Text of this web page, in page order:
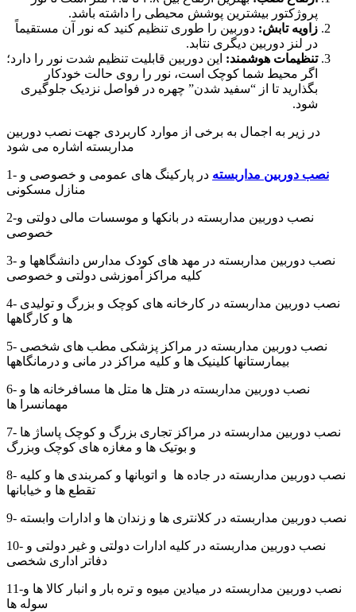
پروژکتور بیشترین پوشش محیطی را داشته باشد.
زاویه تابش: دوربین را طوری تنظیم کنید که نور آن مستقیماً
در لنز دوربین دیگری نتابد.
تنظیمات هوشمند: این دوربین قابلیت تنظیم شدت نور را دارد؛
اگر محیط شما کوچک است، نور را روی حالت خودکار
بگذارید تا از “سفید شدن” چهره در فواصل نزدیک جلوگیری
شود.
در زیر به اجمال به برخی از موارد کاربردی جهت نصب دوربین
مداربسته اشاره می شود
1- نصب دوربین مداربسته در پارکینگ های عمومی و خصوصی و
منازل مسکونی
2-نصب دوربین مداربسته در بانکها و موسسات مالی دولتی و
خصوصی
3- نصب دوربین مداربسته در مهد های کودک مدارس دانشگاهها و
کلیه مراکز آموزشی دولتی و خصوصی
4- نصب دوربین مداربسته در کارخانه های کوچک و بزرگ و تولیدی
ها و کارگاهها
5- نصب دوربین مداربسته در مراکز پزشکی مطب های شخصی
بیمارستانها کلینیک ها و کلیه مراکز در مانی و درمانگاهها
6- نصب دوربین مداربسته در هتل ها متل ها مسافرخانه ها و
مهمانسرا ها
7- نصب دوربین مداربسته در مراکز تجاری بزرگ و کوچک پاساژ ها
و بوتیک ها و مغازه های کوچک وبزرگ
8- نصب دوربین مداربسته در جاده ها و اتوبانها و کمربندی ها و کلیه
تقطع ها و خیابانها
9- نصب دوربین مداربسته در کلانتری ها و زندان ها و ادارات وابسته
10- نصب دوربین مداربسته در کلیه ادارات دولتی و غیر دولتی و
دفاتر اداری شخصی
11-نصب دوربین مداربسته در میادین میوه و تره بار و انبار کالا ها و
سوله ها